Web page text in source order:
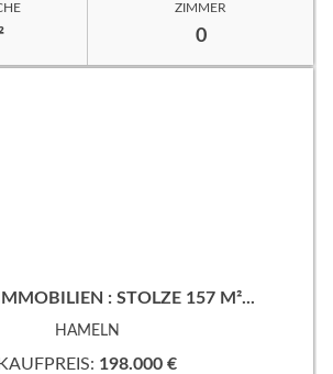
ZIMMER
0
: STOLZE 157 M²...
HAMELN
KAUFPREIS: 198.000 €